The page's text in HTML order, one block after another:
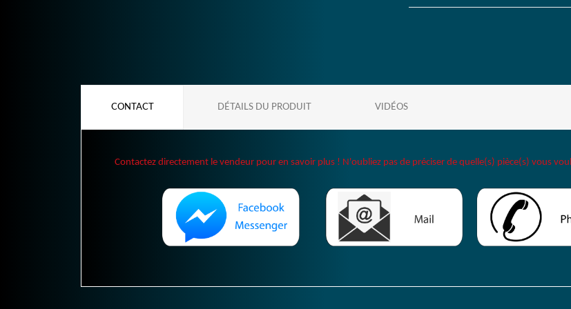
CONTACT DÉTAILS DU PRODUIT VIDÉOS
Contactez directement le vendeur pour en savoir plus ! N'oubliez pas de préciser de quelle(s) pièce(s) vous